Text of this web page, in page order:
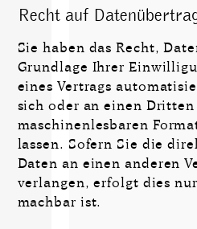
Recht auf
Sie haben das Recht,
Grundlage Ihrer
eines Vertrags
sich oder an einen
maschinenlesbaren
lassen. Sofern Sie die
Daten an einen anderen
verlangen, erfolgt dies
machbar ist.